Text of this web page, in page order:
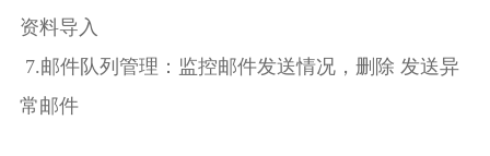
资料导入
7.邮件队列管理：监控邮件发送情况，删除 发送异
常邮件